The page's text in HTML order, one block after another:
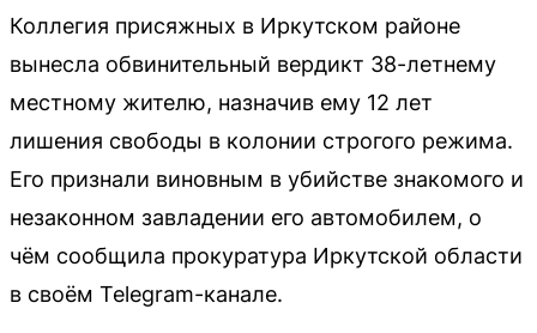
Коллегия присяжных в Иркутском районе
вынесла обвинительный вердикт 38-летнему
местному жителю, назначив ему 12 лет
лишения свободы в колонии строгого режима.
Его признали виновным в убийстве знакомого и
незаконном завладении его автомобилем, о
чём сообщила прокуратура Иркутской области
в своём Telegram-канале.